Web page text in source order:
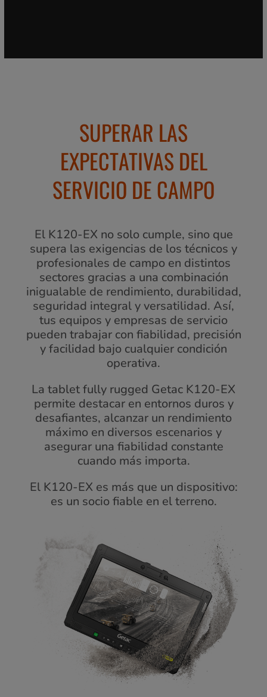
SUPERAR LAS
EXPECTATIVAS DEL
SERVICIO DE CAMPO
El K120-EX no solo cumple, sino que
supera las exigencias de los técnicos y
profesionales de campo en distintos
sectores gracias a una combinación
inigualable de rendimiento, durabilidad,
seguridad integral y versatilidad. Así,
tus equipos y empresas de servicio
pueden trabajar con fiabilidad, precisión
y facilidad bajo cualquier condición
operativa.
La tablet fully rugged Getac K120-EX
permite destacar en entornos duros y
desafiantes, alcanzar un rendimiento
máximo en diversos escenarios y
asegurar una fiabilidad constante
cuando más importa.
El K120-EX es más que un dispositivo:
es un socio fiable en el terreno.